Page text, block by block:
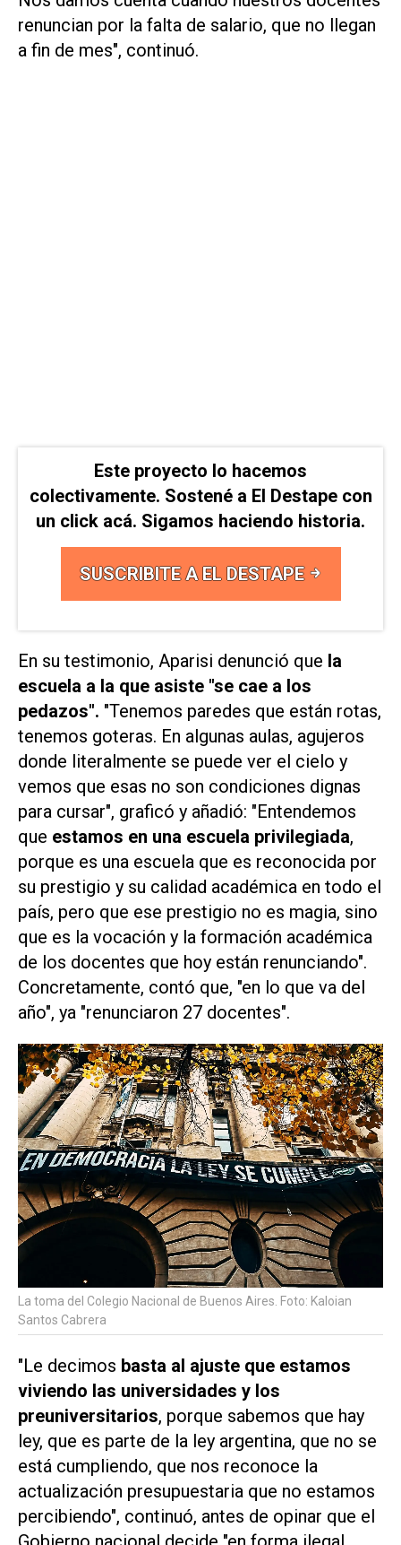
renuncian por la falta de salario, que no llegan
a fin de mes", continuó.
Este proyecto lo hacemos
colectivamente. Sostené a El Destape con
un click acá. Sigamos haciendo historia.
SUSCRIBITE A EL DESTAPE
En su testimonio, Aparisi denunció que la
escuela a la que asiste "se cae a los
pedazos". "Tenemos paredes que están rotas,
tenemos goteras. En algunas aulas, agujeros
donde literalmente se puede ver el cielo y
vemos que esas no son condiciones dignas
para cursar", graficó y añadió: "Entendemos
que estamos en una escuela privilegiada,
porque es una escuela que es reconocida por
su prestigio y su calidad académica en todo el
país, pero que ese prestigio no es magia, sino
que es la vocación y la formación académica
de los docentes que hoy están renunciando".
Concretamente, contó que, "en lo que va del
año", ya "renunciaron 27 docentes".
La toma del Colegio Nacional de Buenos Aires. Foto: Kaloian
Santos Cabrera
"Le decimos basta al ajuste que estamos
viviendo las universidades y los
preuniversitarios, porque sabemos que hay
ley, que es parte de la ley argentina, que no se
está cumpliendo, que nos reconoce la
actualización presupuestaria que no estamos
percibiendo", continuó, antes de opinar que el